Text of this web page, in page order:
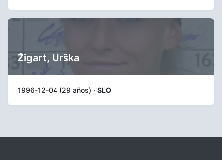
Žigart, Urška
1996-12-04 (29 años) · SLO